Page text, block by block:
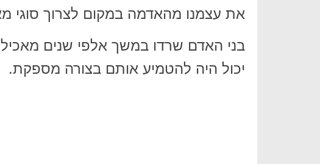
את עצמנו מהאדמה במקום לצרוך סוגי
בני האדם שרדו במשך אלפי שנים
יכול היה להטמיע אותם בצורה מספקת.